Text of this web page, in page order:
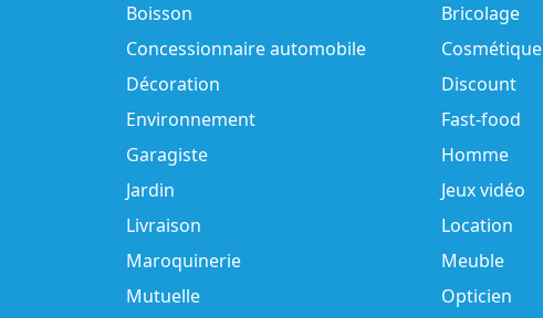
Boisson
Bricolage
Concessionnaire automobile
Cosmétique
Décoration
Discount
Environnement
Fast-food
Garagiste
Homme
Jardin
Jeux vidéo
Livraison
Location
Maroquinerie
Meuble
Mutuelle
Opticien